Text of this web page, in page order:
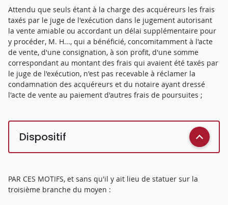
Attendu que seuls étant à la charge des acquéreurs les frais
taxés par le juge de l'exécution dans le jugement autorisant
la vente amiable ou accordant un délai supplémentaire pour
y procéder, M. H..., qui a bénéficié, concomitamment à l'acte
de vente, d'une consignation, à son profit, d'une somme
correspondant au montant des frais qui avaient été taxés par
le juge de l'exécution, n'est pas recevable à réclamer la
condamnation des acquéreurs et du notaire ayant dressé
l'acte de vente au paiement d'autres frais de poursuites ;
Dispositif
PAR CES MOTIFS, et sans qu'il y ait lieu de statuer sur la
troisième branche du moyen :